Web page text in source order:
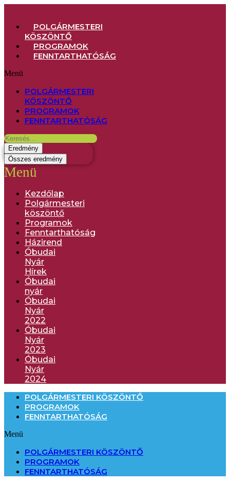
POLGÁRMESTERI
KÖSZÖNTŐ
PROGRAMOK
FENNTARTHATÓSÁG
Menü
POLGÁRMESTERI
KÖSZÖNTŐ
PROGRAMOK
FENNTARTHATÓSÁG
Eredmény
Összes eredmény
Menü
Kezdőlap
Polgármesteri
köszöntő
Programok
Fenntarthatóság
Házirend
Óbudai
Nyár
Hírek
Óbudai
nyár
Óbudai
Nyár
2022
Óbudai
Nyár
2023
Óbudai
Nyár
2024
POLGÁRMESTERI KÖSZÖNTŐ
PROGRAMOK
FENNTARTHATÓSÁG
Menü
POLGÁRMESTERI KÖSZÖNTŐ
PROGRAMOK
FENNTARTHATÓSÁG